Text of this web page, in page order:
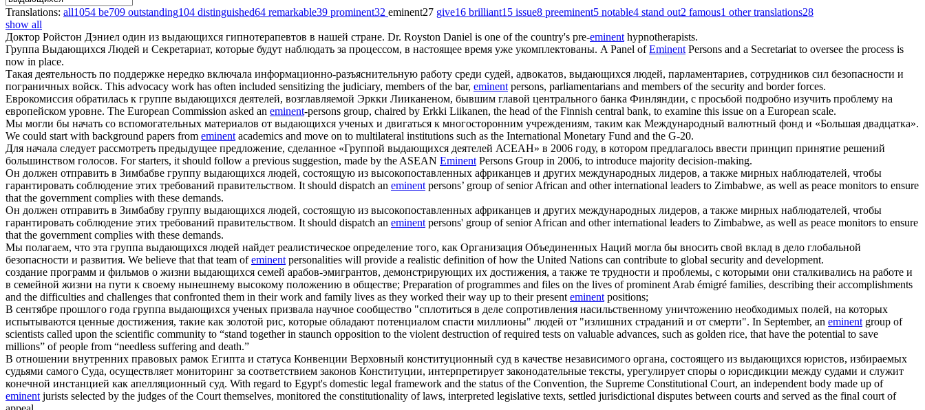
Translations: all1054 be709 outstanding104 distinguished64 remarkable39 prominent32 eminent27 give16 brilliant15 issue8 preeminent5 notable4 stand out2 famous1 other translations28
show all
Доктор Ройстон Дэниел один из выдающихся гипнотерапевтов в нашей стране. Dr. Royston Daniel is one of the country's pre-eminent hypnotherapists.
Группа Выдающихся Людей и Секретариат, которые будут наблюдать за процессом, в настоящее время уже укомплектованы. A Panel ofEminent Persons and a Secretariat to oversee the process is
now in place.
Такая деятельность по поддержке нередко включала информационно-разъяснительную работу среди судей, адвокатов, выдающихся людей, парламентариев, сотрудников сил безопасности и
пограничных войск. This advocacy work has often included sensitizing the judiciary, members of the bar, eminent persons, parliamentarians and members of the security and border forces.
Еврокомиссия обратилась к группе выдающихся деятелей, возглавляемой Эркки Лииканеном, бывшим главой центрального банка Финляндии, с просьбой подробно изучить проблему на
европейском уровне. The European Commission asked an eminent-persons group, chaired by Erkki Liikanen, the head of the Finnish central bank, to examine this issue on a European scale.
Мы могли бы начать со вспомогательных материалов от выдающихся ученых и двигаться к многосторонним учреждениям, таким как Международный валютный фонд и «Большая двадцатка».
We could start with background papers from eminent academics and move on to multilateral institutions such as the International Monetary Fund and the G-20.
Для начала следует рассмотреть предыдущее предложение, сделанное «Группой выдающихся деятелей АСЕАН» в 2006 году, в котором предлагалось ввести принцип принятие решений
большинством голосов. For starters, it should follow a previous suggestion, made by the ASEAN Eminent Persons Group in 2006, to introduce majority decision-making.
Он должен отправить в Зимбабве группу выдающихся людей, состоящую из высокопоставленных африканцев и других международных лидеров, а также мирных наблюдателей, чтобы
гарантировать соблюдение этих требований правительством. It should dispatch an eminent persons’ group of senior African and other international leaders to Zimbabwe, as well as peace monitors to ensure
that the government complies with these demands.
Он должен отправить в Зимбабву группу выдающихся людей, состоящую из высокопоставленных африканцев и других международных лидеров, а также мирных наблюдателей, чтобы
гарантировать соблюдение этих требований правительством. It should dispatch an eminent persons' group of senior African and other international leaders to Zimbabwe, as well as peace monitors to ensure
that the government complies with these demands.
Мы полагаем, что эта группа выдающихся людей найдет реалистическое определение того, как Организация Объединенных Наций могла бы вносить свой вклад в дело глобальной
безопасности и развития. We believe that that team ofeminent personalities will provide a realistic definition of how the United Nations can contribute to global security and development.
создание программ и фильмов о жизни выдающихся семей арабов-эмигрантов, демонстрирующих их достижения, а также те трудности и проблемы, с которыми они сталкивались на работе и
в семейной жизни на пути к своему нынешнему высокому положению в обществе; Preparation of programmes and files on the lives of prominent Arab émigré families, describing their accomplishments
and the difficulties and challenges that confronted them in their work and family lives as they worked their way up to their present eminent positions;
В сентябре прошлого года группа выдающихся ученых призвала научное сообщество "сплотиться в деле сопротивления насильственному уничтожению необходимых полей, на которых
испытываются ценные достижения, такие как золотой рис, которые обладают потенциалом спасти миллионы" людей от "излишних страданий и от смерти". In September, an eminent group of
scientists called upon the scientific community to “stand together in staunch opposition to the violent destruction of required tests on valuable advances, such as golden rice, that have the potential to save
millions” of people from “needless suffering and death.”
В отношении внутренних правовых рамок Египта и статуса Конвенции Верховный конституционный суд в качестве независимого органа, состоящего из выдающихся юристов, избираемых
судьями самого Суда, осуществляет мониторинг за соответствием законов Конституции, интерпретирует законодательные тексты, урегулирует споры о юрисдикции между судами и служит
конечной инстанцией как апелляционный суд. With regard to Egypt's domestic legal framework and the status of the Convention, the Supreme Constitutional Court, an independent body made up of
eminent jurists selected by the judges of the Court themselves, monitored the constitutionality of laws, interpreted legislative texts, settled jurisdictional disputes between courts and served as the final court of